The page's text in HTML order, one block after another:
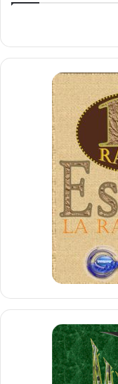
político exitoso, ya
de la población de
figura, para
concretas que
trasformaciones
mediano y corto
importancia.
En Perth Amboy se
Caba
,
ha sido una persona
posiciones que ha
ejecutorias han
población en
programas e
niñez; pasando por
envejecientes,